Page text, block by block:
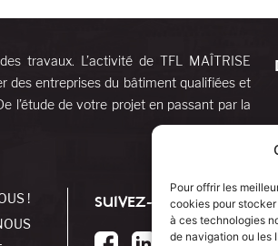
Pour offrir les
cookies pour
à ces technologies
de navigation ou les
travaux. L’activité de TFL MAÎTRISE
des entreprises du bâtiment qualifiées et
l’étude de votre projet en passant par la
!
SUIVEZ-NOUS !